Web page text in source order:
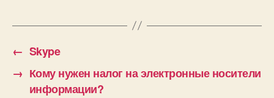
← Skype
→ Кому нужен налог на электронные носители
информации?